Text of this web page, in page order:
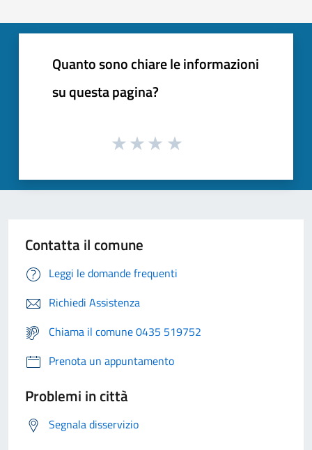
Quanto sono chiare le informazioni
su questa pagina?
Contatta il comune
Leggi le domande frequenti
Richiedi Assistenza
Chiama il comune 0435 519752
Prenota un appuntamento
Problemi in città
Segnala disservizio